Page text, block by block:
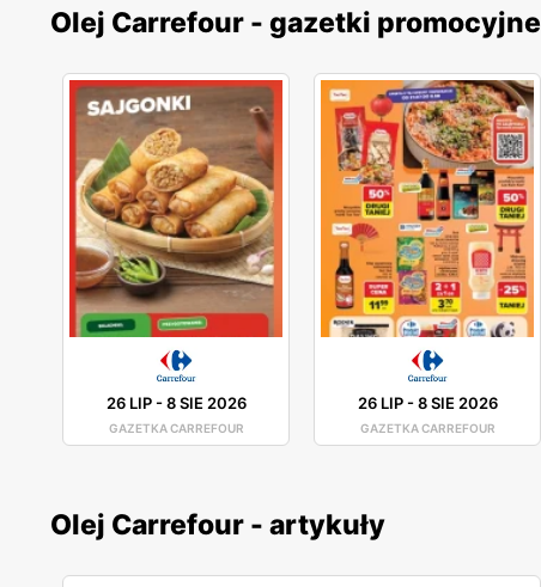
Olej Carrefour - gazetki promocyjne
26 LIP-8 SIE 2026
GAZETKA CARREFOUR
26 LIP-8 SIE 2026
GAZETKA CARREFOUR
Olej Carrefour - artykuły